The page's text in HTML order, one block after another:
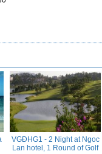
VGĐHG1 - 2 Night at Ngoc
Lan hotel, 1 Round of Golf
kiện tiệc tất niên
cho Công ty
Saigon
chức sinh nhật
tại Hưng Yên